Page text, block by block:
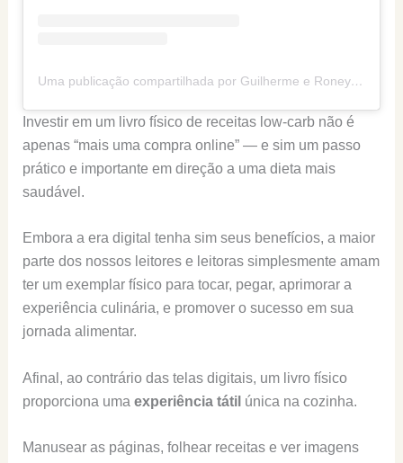
Uma publicação compartilhada por Guilherme e Roney (@senhortanquinho)
Investir em um livro físico de receitas low-carb não é
apenas “mais uma compra online” — e sim um passo
prático e importante em direção a uma dieta mais
saudável.
Embora a era digital tenha sim seus benefícios, a maior
parte dos nossos leitores e leitoras simplesmente amam
ter um exemplar físico para tocar, pegar, aprimorar a
experiência culinária, e promover o sucesso em sua
jornada alimentar.
Afinal, ao contrário das telas digitais, um livro físico
proporciona uma experiência tátil única na cozinha.
Manusear as páginas, folhear receitas e ver imagens